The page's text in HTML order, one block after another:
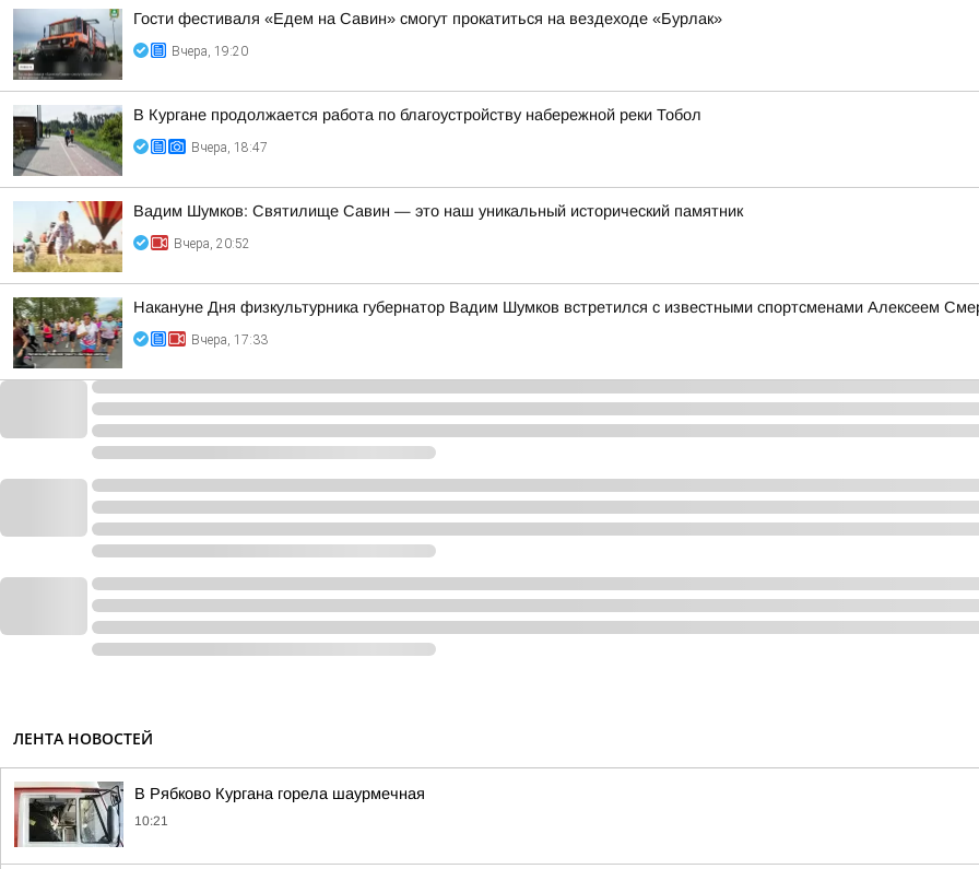
Гости фестиваля «Едем на Савин» смогут прокатиться на вездеходе «Бурлак»
Вчера, 19:20
В Кургане продолжается работа по благоустройству набережной реки Тобол
Вчера, 18:47
Вадим Шумков: Святилище Савин — это наш уникальный исторический памятник
Вчера, 20:52
Накануне Дня физкультурника губернатор Вадим Шумков встретился с известными спортсменами Алексеем
Вчера, 17:33
ЛЕНТА НОВОСТЕЙ
В Рябково Кургана горела шаурмечная
10:21